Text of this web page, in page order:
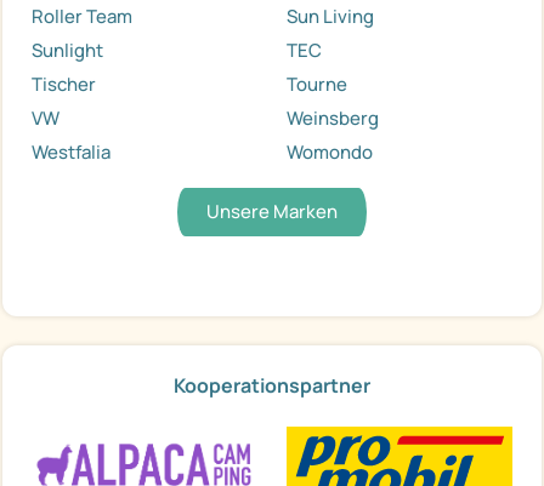
Roller Team
Sun Living
Sunlight
TEC
Tischer
Tourne
VW
Weinsberg
Westfalia
Womondo
Unsere Marken
Kooperationspartner